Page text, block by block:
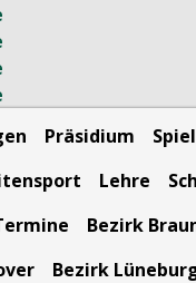
Präsidium
Lehre
Bezirk
Bezirk